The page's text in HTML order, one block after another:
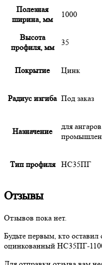
Полезная
ширина, мм
1000
Высота
профиля, мм
35
Покрытие Цинк
Радиус изгиба Под заказ
Назначение
для
Тип профиля НС35ПГ
Отзывы
Отзывов пока нет.
Будьте первым, кто оставил
оцинкованный НС35ПГ-